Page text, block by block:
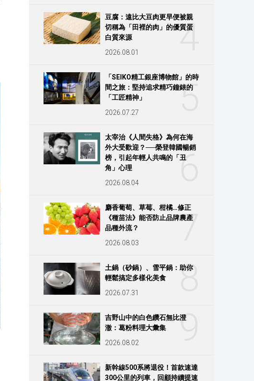
4
豆腐：遠比大豆肉更早便被親
切稱為「田裡的肉」的優質蛋
白質來源
2026.08.01
5
「SEIKO精工銀座博物館」的時
間之旅：堅持追求精巧鐘錶的
「工匠精神」
2026.07.27
6
太宰治《人間失格》為何在海
外大受歡迎？──榮登韓國暢銷
榜，引起年輕人共鳴的「丑
角」心理
2026.08.04
7
麝香葡萄、草莓、柑橘…修正
《種苗法》能否防止品牌農產
品種外流？
2026.08.03
8
土鍋（砂鍋）、雪平鍋：助你
輕鬆搞定多樣化美食
2026.07.31
9
吉野山中的白色鑽石無比澄
澈：葛粉料理大彙集
2026.08.02
新幹線500系將退役！首款速達
300公里的列車，回顧持續提速